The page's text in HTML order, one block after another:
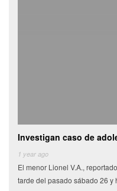
Investigan caso de
1 year ago
El menor Lionel V.A.,
tarde del pasado sábado 26 y